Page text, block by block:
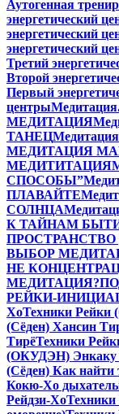
Аутогенная
энергетический
энергетический
энергетический
Третий
Второй
Первый
центры
МЕДИТАЦИЯ
ТАНЕЦ
МЕДИТАЦИЯ
МЕДИТИТАЦИЯ
СПОСОБЫ”
ПЛАВАЙТЕ
СОЛНЦА
К ТАЙНАМ
ВЫБОР
НЕ
МЕДИТАЦИЯ?
РЕЙКИ-
ХоТехники Рейки
(Сёден) Хансин
ТирёТехники
(ОКУДЭН) Энкаку
(Сёден) Как найти
Кокю-Хо
Рейдзи-ХоТехники